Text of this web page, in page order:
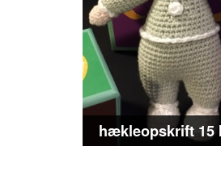
hækleopskrift 15